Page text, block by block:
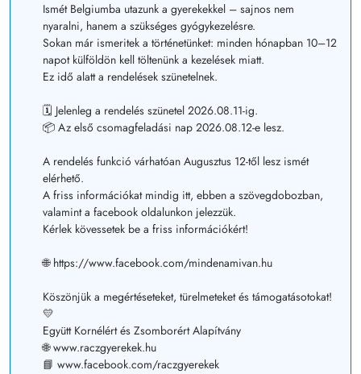
Ismét Belgiumba utazunk a gyerekekkel – sajnos nem
nyaralni, hanem a szükséges gyógykezelésre.
Sokan már ismeritek a történetünket: minden hónapban 10–12
napot külföldön kell töltenünk a kezelések miatt.
Ez idő alatt a rendelések szünetelnek.
🗓️ Jelenleg a rendelés szünetel 2026.08.11-ig.
📦 Az első csomagfeladási nap 2026.08.12-e lesz.
A rendelés funkció várhatóan Augusztus 12-től lesz ismét
elérhető.
A friss információkat mindig itt, ebben a szövegdobozban,
valamint a facebook oldalunkon jelezzük.
Kérlek kövessetek be a friss információkért!
🌐 https://www.facebook.com/mindenamivan.hu
Köszönjük a megértéseteket, türelmeteket és támogatásotokat!
💛
Együtt Kornélért és Zsomborért Alapítvány
🌐 www.raczgyerekek.hu
📘 www.facebook.com/raczgyerekek